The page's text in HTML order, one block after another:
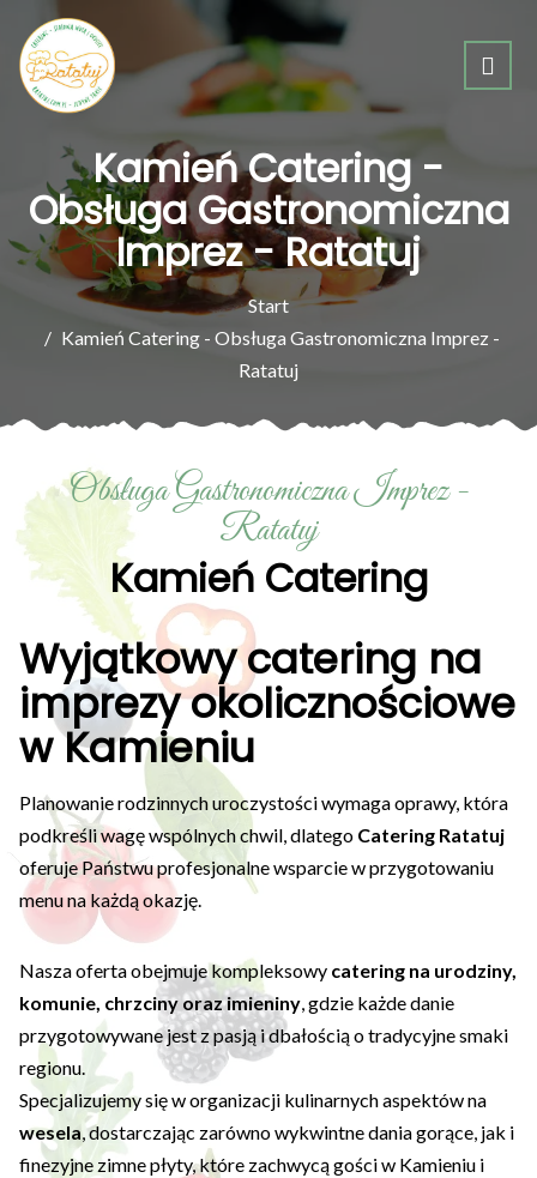
Kamień Catering -
Obsługa Gastronomiczna
Imprez - Ratatuj
Start
Kamień Catering - Obsługa Gastronomiczna Imprez -
Ratatuj
Obsługa Gastronomiczna Imprez -
Ratatuj
Kamień Catering
Wyjątkowy catering na
imprezy okolicznościowe
w Kamieniu
Planowanie rodzinnych uroczystości wymaga oprawy, która
podkreśli wagę wspólnych chwil, dlatego Catering Ratatuj
oferuje Państwu profesjonalne wsparcie w przygotowaniu
menu na każdą okazję.
Nasza oferta obejmuje kompleksowy catering na urodziny,
komunie, chrzciny oraz imieniny, gdzie każde danie
przygotowywane jest z pasją i dbałością o tradycyjne smaki
regionu.
Specjalizujemy się w organizacji kulinarnych aspektów na
wesela, dostarczając zarówno wykwintne dania gorące, jak i
finezyjne zimne płyty, które zachwycą gości w Kamieniu i